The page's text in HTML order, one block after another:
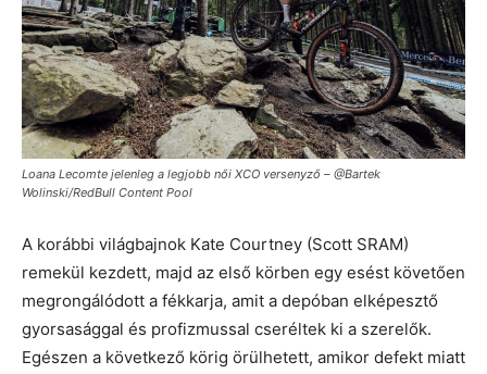
Loana Lecomte jelenleg a legjobb női XCO versenyző – @Bartek
Wolinski/RedBull Content Pool
A korábbi világbajnok Kate Courtney (Scott SRAM)
remekül kezdett, majd az első körben egy esést követően
megrongálódott a fékkarja, amit a depóban elképesztő
gyorsasággal és profizmussal cseréltek ki a szerelők.
Egészen a következő körig örülhetett, amikor defekt miatt